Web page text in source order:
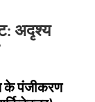
अदृश्य
के पंजीकरण